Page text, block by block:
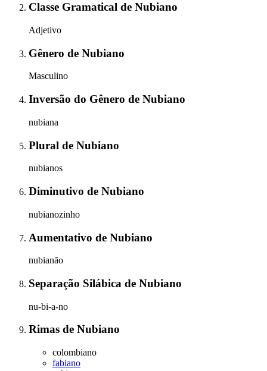
Classe Gramatical de Nubiano
Adjetivo
Gênero de Nubiano
Masculino
Inversão do Gênero de Nubiano
nubiana
Plural de Nubiano
nubianos
Diminutivo de Nubiano
nubianozinho
Aumentativo de Nubiano
nubianão
Separação Silábica de Nubiano
nu-bi-a-no
Rimas de Nubiano
colombiano
fabiano